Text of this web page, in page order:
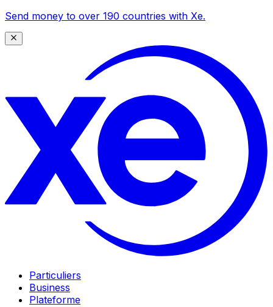
Send money to over 190 countries with Xe.
Particuliers
Business
Plateforme